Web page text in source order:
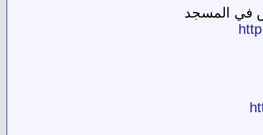
في المسجد